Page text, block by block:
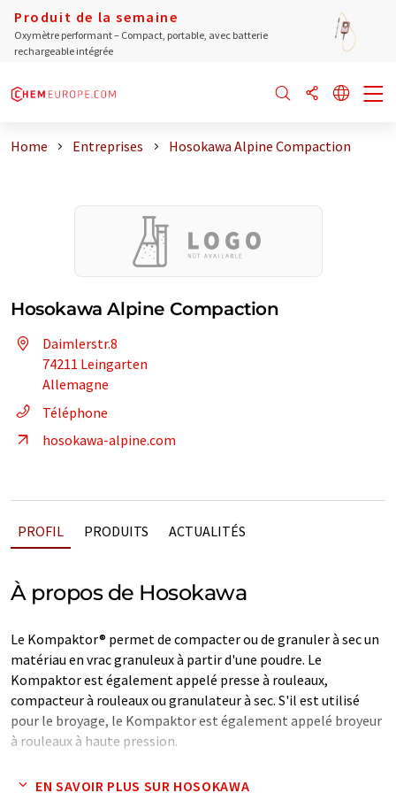
Produit de la semaine
Oxymètre performant – Compact, portable, avec batterie
rechargeable intégrée
Home Entreprises Hosokawa Alpine Compaction
Hosokawa Alpine Compaction
Daimlerstr.8
74211 Leingarten
Allemagne
Téléphone
hosokawa-alpine.com
PROFIL PRODUITS ACTUALITÉS
À propos de Hosokawa
Le Kompaktor® permet de compacter ou de granuler à sec un
matériau en vrac granuleux à partir d'une poudre. Le
Kompaktor est également appelé presse à rouleaux,
compacteur à rouleaux ou granulateur à sec. S'il est utilisé
pour le broyage, le Kompaktor est également appelé broyeur
à rouleaux à haute pression.
Par compactage, on entend la compression de la poudre entre
EN SAVOIR PLUS SUR HOSOKAWA